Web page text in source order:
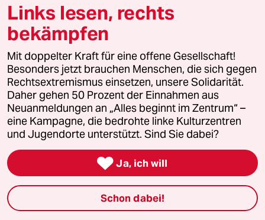
Aktuelles
Hausblog
Die Seitenwende
Stellen
Presse
Unterstützen
Links lesen, rechts
bekämpfen
Mit doppelter Kraft für eine offene Gesellschaft!
Besonders jetzt brauchen Menschen, die sich gegen
Rechtsextremismus einsetzen, unsere Solidarität.
Daher gehen 50 Prozent der Einnahmen aus
Neuanmeldungen an „Alles beginnt im Zentrum“ –
eine Kampagne, die bedrohte linke Kulturzentren
und Jugendorte unterstützt. Sind Sie dabei?
 Ja, ich will
Schon dabei!